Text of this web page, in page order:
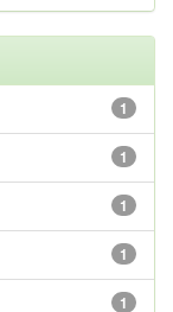
1
1
1
1
1